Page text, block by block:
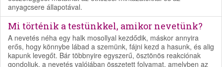
anyagcsere állapotával.
Mi történik a testünkkel, amikor nevetünk?
A nevetés néha egy halk mosollyal kezdődik, máskor annyira
erős, hogy könnybe lábad a szemünk, fájni kezd a hasunk, és alig
kapunk levegőt. Bár többnyire egyszerű, ösztönös reakciónak
gondoljuk, a nevetés valójában összetett folyamat, amelyben az